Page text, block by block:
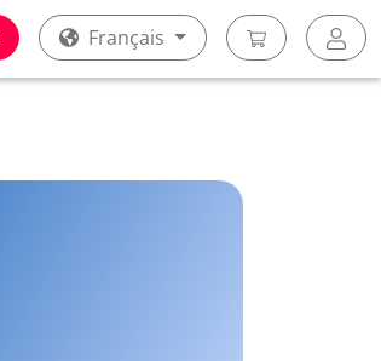
Français